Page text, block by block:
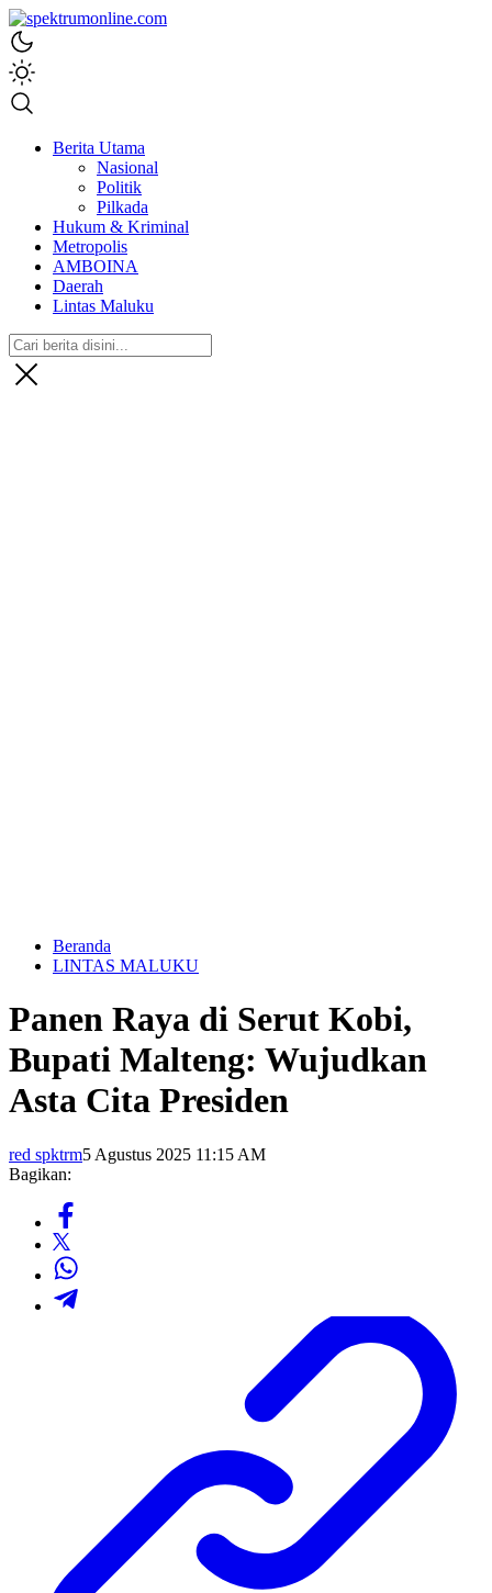
spektrumonline.com
Berita Utama
Nasional
Politik
Pilkada
Hukum & Kriminal
Metropolis
AMBOINA
Daerah
Lintas Maluku
Beranda
LINTAS MALUKU
Panen Raya di Serut Kobi,
Bupati Malteng: Wujudkan
Asta Cita Presiden
red spktrm5 Agustus 2025 11:15 AM
Bagikan: